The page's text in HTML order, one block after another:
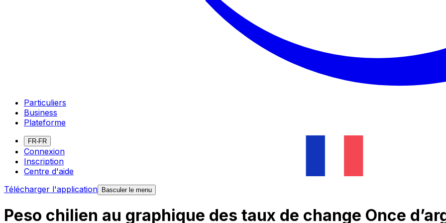
Particuliers
Business
Plateforme
FR-FR
Connexion
Inscription
Centre d'aide
Télécharger l'application Basculer le menu
Peso chilien au graphique des taux de change Once